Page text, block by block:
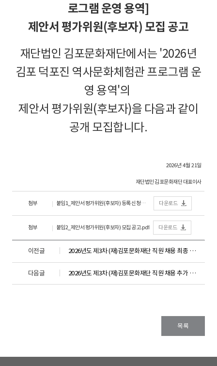
로그램 운영 용역]
제안서 평가위원(후보자) 모집 공고
재단법인 김포문화재단에서는 '2026년
김포 덕포진 역사문화체험관 프로그램 운
영 용역'의
제안서 평가위원(후보자)을 다음과 같이
공개 모집합니다.
2026년 4월 21일
재단법인 김포문화재단 대표이사
첨부 붙임1_제안서 평가위원(후보자) 등록 신청서식.hwp 다운로드
첨부 붙임2_제안서 평가위원(후보자) 모집 공고.pdf 다운로드
이전글 2026년도 제3차 (재)김포문화재단 직원 채용 최종 합격자 공고
다음글 2026년도 제3차 (재)김포문화재단 직원 채용 추가 합격자 공고
목록